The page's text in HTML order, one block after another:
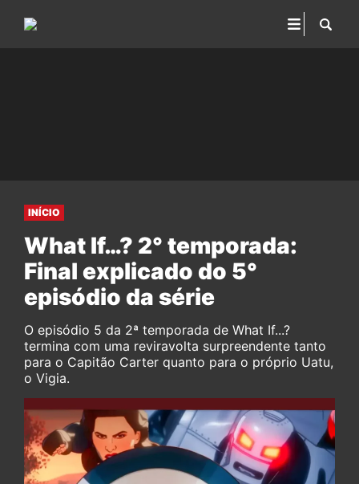
INÍCIO
What If…? 2° temporada:
Final explicado do 5°
episódio da série
O episódio 5 da 2ª temporada de What If...?
termina com uma reviravolta surpreendente tanto
para o Capitão Carter quanto para o próprio Uatu,
o Vigia.